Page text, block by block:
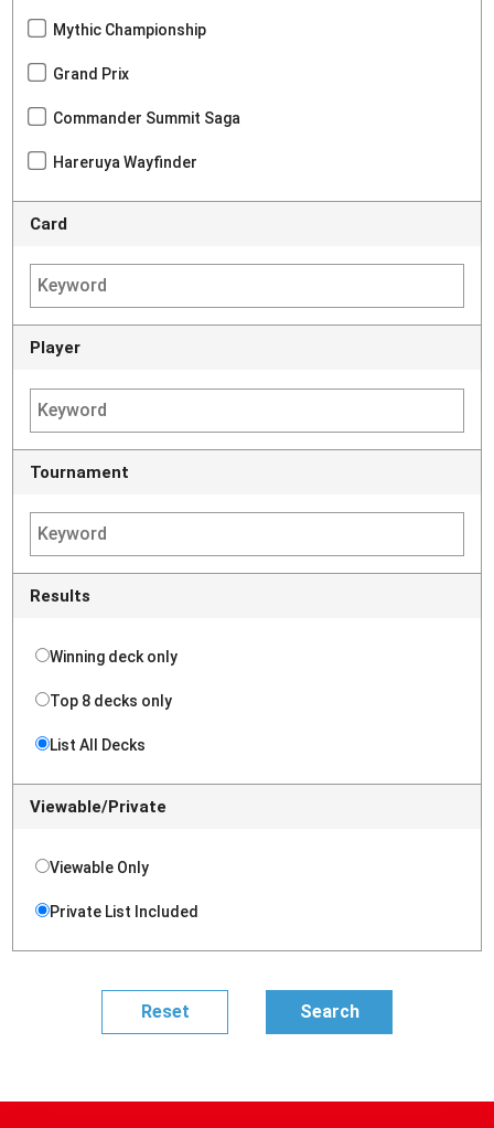
Mythic Championship
Grand Prix
Commander Summit Saga
Hareruya Wayfinder
Card
Player
Tournament
Results
Winning deck only
Top 8 decks only
List All Decks
Viewable/Private
Viewable Only
Private List Included